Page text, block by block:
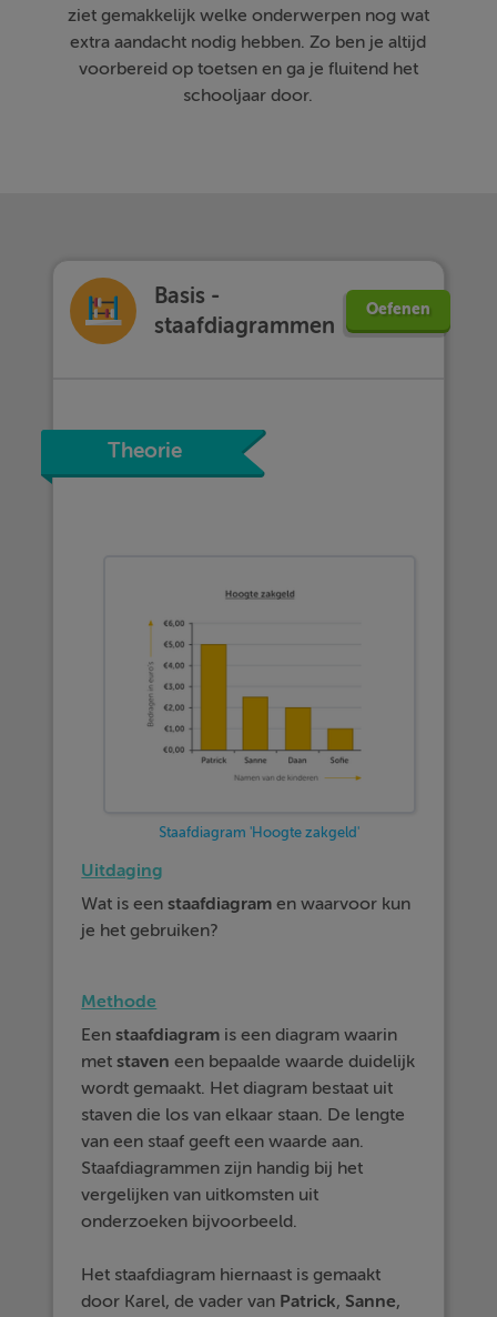
ziet gemakkelijk welke onderwerpen nog wat
extra aandacht nodig hebben. Zo ben je altijd
voorbereid op toetsen en ga je fluitend het
schooljaar door.
Basis -
staafdiagrammen
Oefenen
Theorie
Staafdiagram 'Hoogte zakgeld'
Uitdaging
Wat is eenstaafdiagram en waarvoor kun
je het gebruiken?
Methode
Eenstaafdiagram is een diagram waarin
metstaven een bepaalde waarde duidelijk
wordt gemaakt. Het diagram bestaat uit
staven die los van elkaar staan. De lengte
van een staaf geeft een waarde aan.
Staafdiagrammen zijn handig bij het
vergelijken van uitkomsten uit
onderzoeken bijvoorbeeld.
Het staafdiagram hiernaast is gemaakt
door Karel, de vader van Patrick, Sanne,